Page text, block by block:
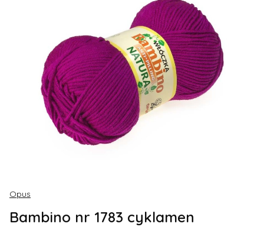
Opus
Bambino nr 1783 cyklamen